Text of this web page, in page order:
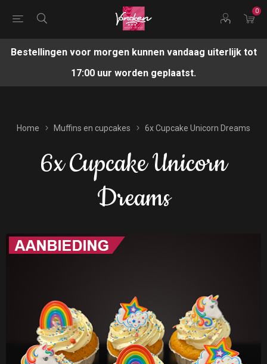
0
Bestellingen voor morgen kunnen vandaag uiterlijk tot
17:00 uur worden geplaatst.
Home Muffins en cupcakes 6x Cupcake Unicorn Dreams
6x Cupcake Unicorn
Dreams